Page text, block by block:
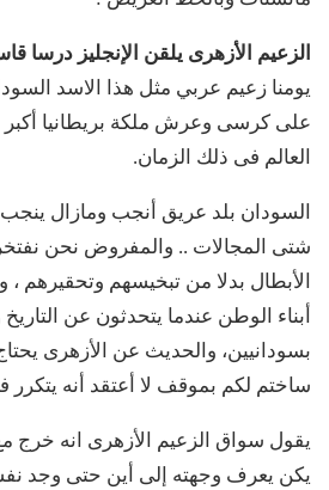
الزعيم الأزهرى يلقن الإنجليز درسا
يومنا زعيم عربي مثل هذا الاسد
على كرسى وعرش ملكة بريطانيا أكبر
العالم فى ذلك الزمان.
السودان بلد عريق أنجب ومازال ينجب
شتى المجالات .. والمفروض نحن
الأبطال بدلا من تبخيسهم وتحقيرهم ،
أبناء الوطن عندما يتحدثون عن التاريخ
بسودانيين، والحديث عن الأزهرى
ساختم لكم بموقف لا أعتقد أنه يتكرر
يقول سواق الزعيم الأزهرى انه خرج
يكن يعرف وجهته إلى أين حتى وجد